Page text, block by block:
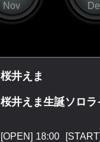
Nov
桜井えま
桜井えま生誕ソロラ
[OPEN] 18:00 [START]